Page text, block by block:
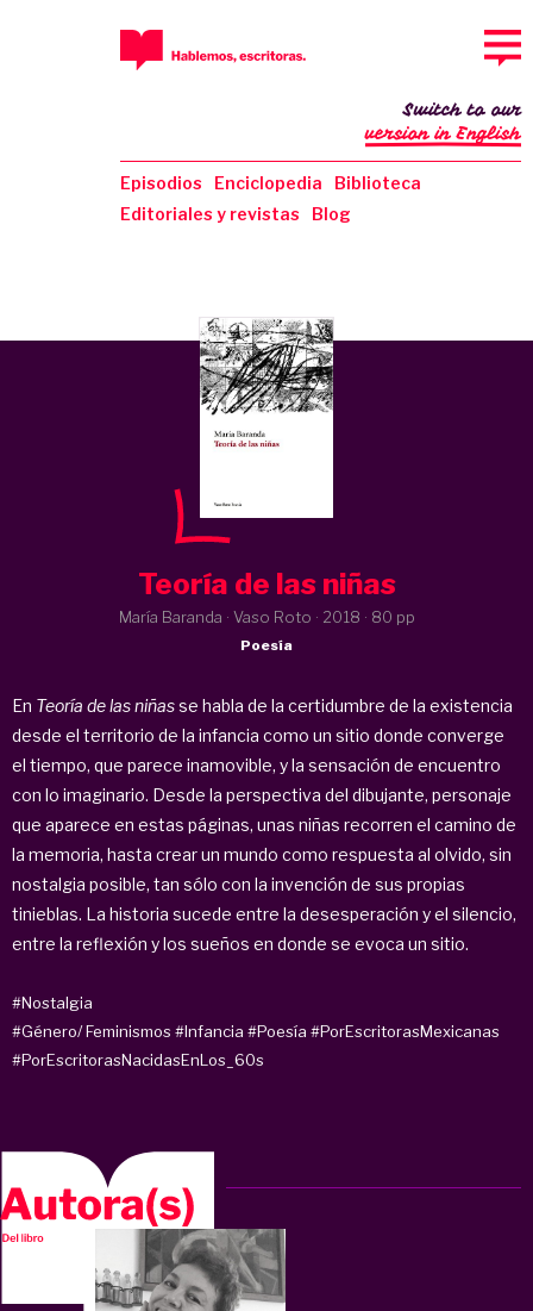
Episodios Enciclopedia
Biblioteca
Editoriales y revistas
Blog
Switch to our
version in English
Teoría de las niñas
María Baranda · Vaso Roto · 2018 · 80 pp
Poesía
En Teoría de las niñasse habla de la certidumbre de la existencia
desde el territorio de la infancia como un sitio donde converge
el tiempo, que parece inamovible, y la sensación de encuentro
con lo imaginario. Desde la perspectiva del dibujante, personaje
que aparece en estas páginas, unas niñas recorren el camino de
la memoria, hasta crear un mundo como respuesta al olvido, sin
nostalgia posible, tan sólo con la invención de sus propias
tinieblas. La historia sucede entre la desesperación y el silencio,
entre la reflexión y los sueños en donde se evoca un sitio.
#Nostalgia
#Género/ Feminismos #Infancia #Poesía #PorEscritorasMexicanas
#PorEscritorasNacidasEnLos_60s